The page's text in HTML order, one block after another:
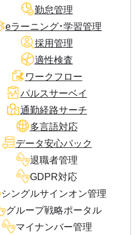
勤怠管理
eラーニング・学習管理
採用管理
適性検査
ワークフロー
パルスサーベイ
通勤経路サーチ
多言語対応
データ安心パック
退職者管理
GDPR対応
シングルサインオン管理
グループ戦略ポータル
マイナンバー管理